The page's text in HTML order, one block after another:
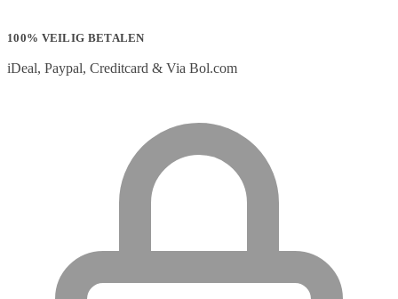
100% VEILIG BETALEN
iDeal, Paypal, Creditcard & Via Bol.com